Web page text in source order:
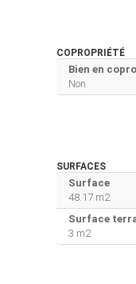
COPROPRIÉTÉ
Bien en
Non
SURFACES
Surface
48.17 m2
Surface
3 m2